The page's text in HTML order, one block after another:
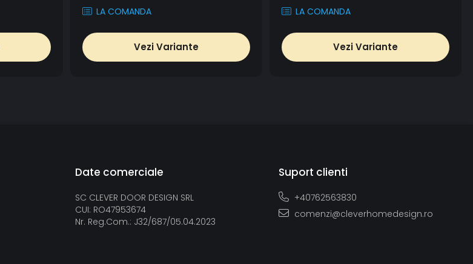
LA COMANDA
Vezi Variante
LA COMANDA
Vezi Variante
Date comerciale
SC CLEVER DOOR DESIGN SRL
CUI: RO47953674
Nr. Reg.Com.: J32/687/05.04.2023
Suport clienti
+40762563830
comenzi@cleverhomedesign.ro